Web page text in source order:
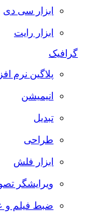
ابزار سی دی
ابزار رایت
گرافیک
پلاگین نرم افزارها
انیمیشن
تبدیل
طراحی
ابزار فلش
ویرایشگر تصویر
ضبط فيلم و عكس